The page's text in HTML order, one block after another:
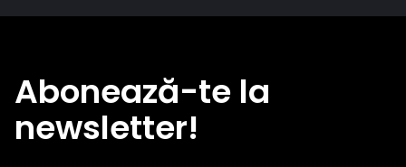
Abonează-te la
newsletter!